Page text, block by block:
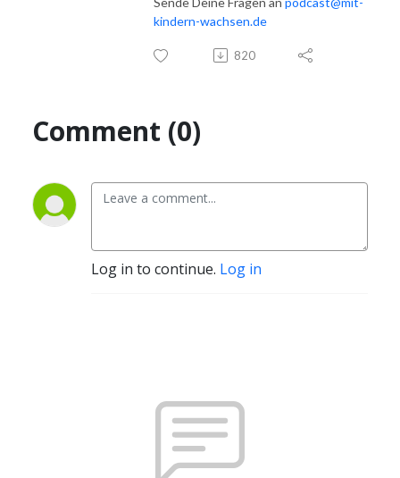
kindern-wachsen.de
820
Comment (0)
Log in to continue. Log in